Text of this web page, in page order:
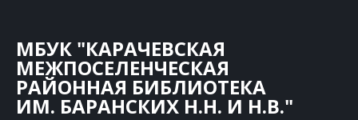
МБУК "КАРАЧЕВСКАЯ
МЕЖПОСЕЛЕНЧЕСКАЯ
РАЙОННАЯ БИБЛИОТЕКА
ИМ. БАРАНСКИХ Н.Н. И Н.В."